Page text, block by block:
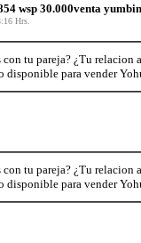
wsp 30.000venta
Hrs.
tu pareja? ¿Tu
disponible para vender
tu pareja? ¿Tu
disponible para vender